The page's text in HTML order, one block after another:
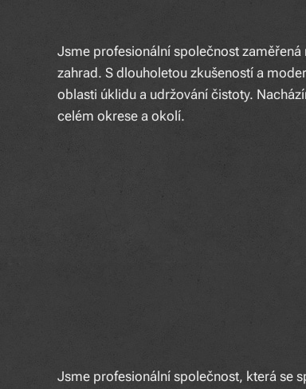
Jsme profesionální společnost
zahrad. S dlouholetou zkušeností a
oblasti úklidu a udržování čistoty.
celém okrese a okolí.
Jsme profesionální společnost, která se